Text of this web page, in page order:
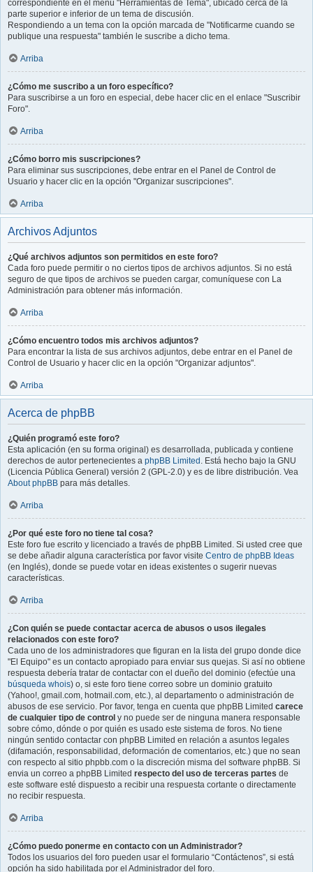
correspondiente en el menú "Herramientas de Tema", ubicado cerca de la
parte superior e inferior de un tema de discusión.
Respondiendo a un tema con la opción marcada de "Notificarme cuando se
publique una respuesta" también le suscribe a dicho tema.
Arriba
¿Cómo me suscribo a un foro específico?
Para suscribirse a un foro en especial, debe hacer clic en el enlace "Suscribir
Foro".
Arriba
¿Cómo borro mis suscripciones?
Para eliminar sus suscripciones, debe entrar en el Panel de Control de
Usuario y hacer clic en la opción "Organizar suscripciones".
Arriba
Archivos Adjuntos
¿Qué archivos adjuntos son permitidos en este foro?
Cada foro puede permitir o no ciertos tipos de archivos adjuntos. Si no está
seguro de que tipos de archivos se pueden cargar, comuníquese con La
Administración para obtener más información.
Arriba
¿Cómo encuentro todos mis archivos adjuntos?
Para encontrar la lista de sus archivos adjuntos, debe entrar en el Panel de
Control de Usuario y hacer clic en la opción "Organizar adjuntos".
Arriba
Acerca de phpBB
¿Quién programó este foro?
Esta aplicación (en su forma original) es desarrollada, publicada y contiene
derechos de autor pertenecientes a phpBB Limited . Está hecho bajo la GNU
(Licencia Pública General) versión 2 (GPL-2.0) y es de libre distribución. Vea
About phpBB para más detalles.
Arriba
¿Por qué este foro no tiene tal cosa?
Este foro fue escrito y licenciado a través de phpBB Limited. Si usted cree que
se debe añadir alguna característica por favor visite Centro de phpBB Ideas
(en Inglés), donde se puede votar en ideas existentes o sugerir nuevas
características.
Arriba
¿Con quién se puede contactar acerca de abusos o usos ilegales
relacionados con este foro?
Cada uno de los administradores que figuran en la lista del grupo donde dice
"El Equipo" es un contacto apropiado para enviar sus quejas. Si así no obtiene
respuesta debería tratar de contactar con el dueño del dominio (efectúe una
búsqueda whois) o, si este foro tiene correo sobre un dominio gratuito
(Yahoo!, gmail.com, hotmail.com, etc.), al departamento o administración de
abusos de ese servicio. Por favor, tenga en cuenta que phpBB Limited carece
de cualquier tipo de control y no puede ser de ninguna manera responsable
sobre cómo, dónde o por quién es usado este sistema de foros. No tiene
ningún sentido contactar con phpBB Limited en relación a asuntos legales
(difamación, responsabilidad, deformación de comentarios, etc.) que no sean
con respecto al sitio phpbb.com o la discreción misma del software phpBB. Si
envia un correo a phpBB Limited respecto del uso de terceras partes de
este software esté dispuesto a recibir una respuesta cortante o directamente
no recibir respuesta.
Arriba
¿Cómo puedo ponerme en contacto con un Administrador?
Todos los usuarios del foro pueden usar el formulario “Contáctenos”, si está
opción ha sido habilitada por el Administrador del foro.